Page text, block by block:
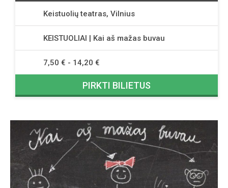
Keistuolių teatras, Vilnius
KEISTUOLIAI | Kai aš mažas buvau
7,50 € - 14,20 €
PIRKTI BILIETUS